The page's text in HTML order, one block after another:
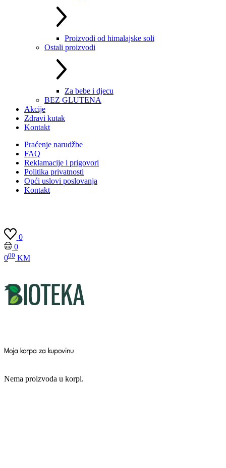
Proizvodi od himalajske soli
Ostali proizvodi
Za bebe i djecu
BEZ GLUTENA
Akcije
Zdravi kutak
Kontakt
Praćenje narudžbe
FAQ
Reklamacije i prigovori
Politika privatnosti
Opći uslovi poslovanja
Kontakt
0
0
000 KM
Moja korpa za kupovinu
Nema proizvoda u korpi.